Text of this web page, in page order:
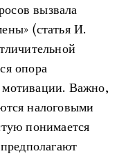
вызвала
(статья И.
опора
Важно,
налоговыми
понимается